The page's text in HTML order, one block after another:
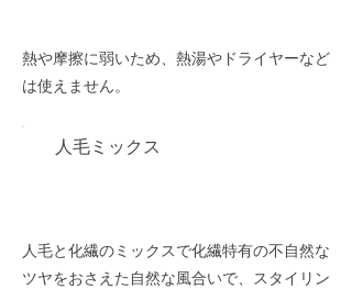
熱や摩擦に弱いため、熱湯やドライヤーなど
は使えません。
人毛ミックス
人毛と化繊のミックスで化繊特有の不自然な
ツヤをおさえた自然な風合いで、スタイリン